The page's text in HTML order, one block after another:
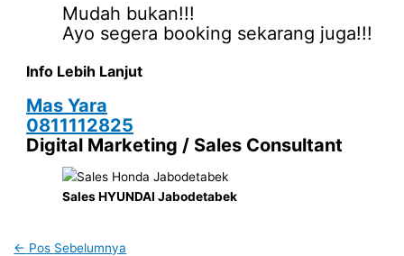
Mudah bukan!!!
Ayo segera booking sekarang juga!!!
Info Lebih Lanjut
Mas Yara
0811112825
Digital Marketing / Sales Consultant
Sales HYUNDAI Jabodetabek
← Pos Sebelumnya